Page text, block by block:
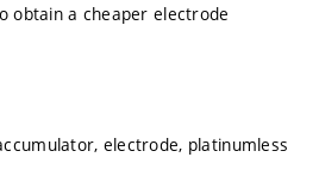
obtain a cheaper electrode
electrode, platinumless